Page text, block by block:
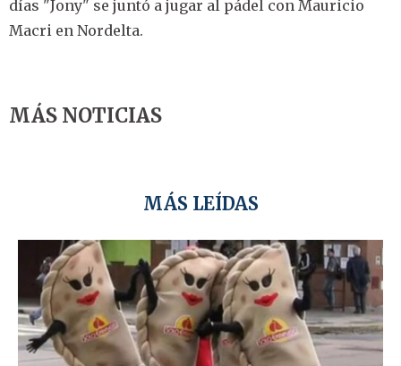
días "Jony" se juntó a jugar al pádel con Mauricio
Macri en Nordelta.
MÁS NOTICIAS
MÁS LEÍDAS